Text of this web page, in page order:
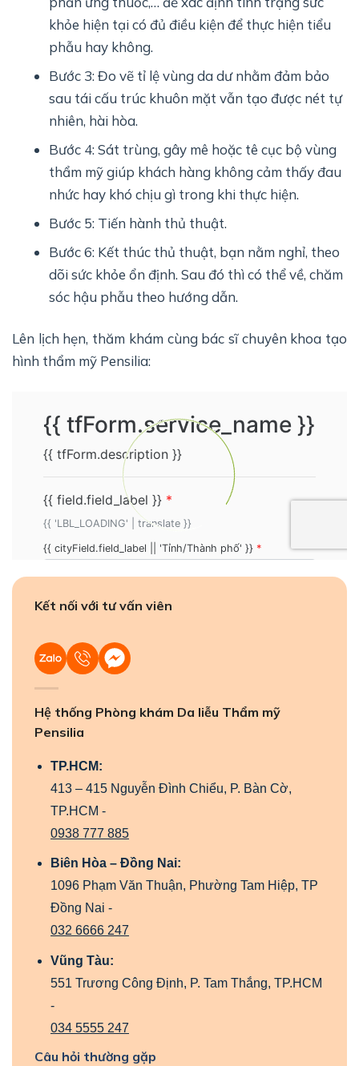
khỏe hiện tại có đủ điều kiện để thực hiện tiểu
phẫu hay không.
Bước 3: Đo vẽ tỉ lệ vùng da dư nhằm đảm bảo
sau tái cấu trúc khuôn mặt vẫn tạo được nét tự
nhiên, hài hòa.
Bước 4: Sát trùng, gây mê hoặc tê cục bộ vùng
thẩm mỹ giúp khách hàng không cảm thấy đau
nhức hay khó chịu gì trong khi thực hiện.
Bước 5: Tiến hành thủ thuật.
Bước 6: Kết thúc thủ thuật, bạn nằm nghỉ, theo
dõi sức khỏe ổn định. Sau đó thì có thể về, chăm
sóc hậu phẫu theo hướng dẫn.
Lên lịch hẹn, thăm khám cùng bác sĩ chuyên khoa tạo
hình thẩm mỹ Pensilia:
Kết nối với tư vấn viên
Hệ thống Phòng khám Da liễu Thẩm mỹ
Pensilia
TP.HCM:
413 – 415 Nguyễn Đình Chiểu, P. Bàn Cờ,
TP.HCM -
0938 777 885
Biên Hòa – Đồng Nai:
1096 Phạm Văn Thuận, Phường Tam Hiệp, TP
Đồng Nai -
032 6666 247
Vũng Tàu:
551 Trương Công Định, P. Tam Thắng, TP.HCM
-
034 5555 247
Câu hỏi thường gặp